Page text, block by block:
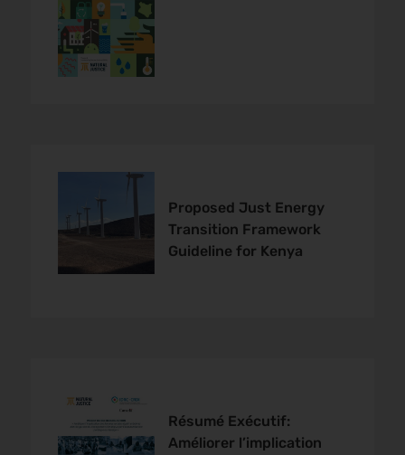
Proposed Just Energy
Transition Framework
Guideline for Kenya
Résumé Exécutif:
Améliorer l’implication